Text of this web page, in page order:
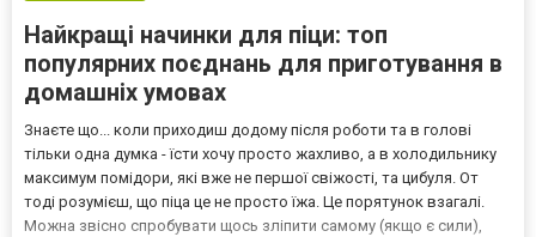
Найкращі начинки для піци: топ
популярних поєднань для приготування в
домашніх умовах
Знаєте що... коли приходиш додому після роботи та в голові
тільки одна думка - їсти хочу просто жахливо, а в холодильнику
максимум помідори, які вже не першої свіжості, та цибуля. От
тоді розумієш, що піца це не просто їжа. Це порятунок взагалі.
Можна звісно спробувати щось зліпити самому (якщо є сили),